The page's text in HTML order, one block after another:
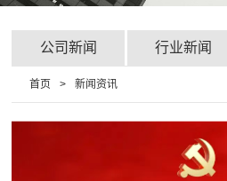
公司新闻 行业新闻
首页 > 新闻资讯